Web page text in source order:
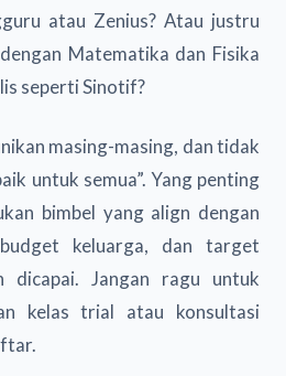
atau Zenius? Atau justru
Matematika dan Fisika
seperti Sinotif?
masing-masing, dan tidak
untuk semua”. Yang penting
bimbel yang align dengan
keluarga, dan target
dicapai. Jangan ragu untuk
kelas trial atau konsultasi